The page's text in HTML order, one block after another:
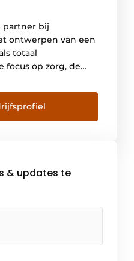
partner bij
ontwerpen van een
totaal
op zorg, de
beleving en het
zijn we van
in het creatieve
behoeften
& updates te